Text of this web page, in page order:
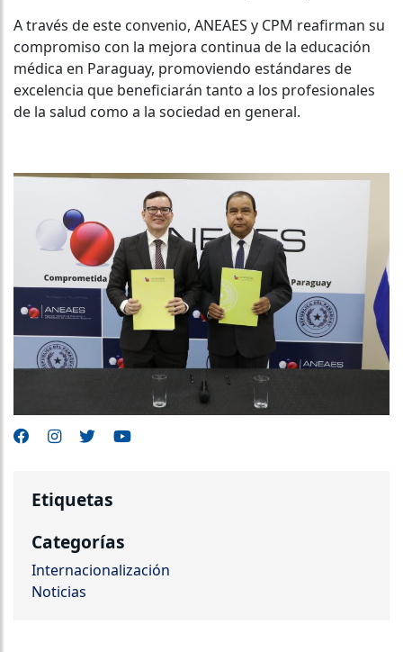
A través de este convenio, ANEAES y CPM reafirman su
compromiso con la mejora continua de la educación
médica en Paraguay, promoviendo estándares de
excelencia que beneficiarán tanto a los profesionales
de la salud como a la sociedad en general.
Etiquetas
Categorías
Internacionalización
Noticias